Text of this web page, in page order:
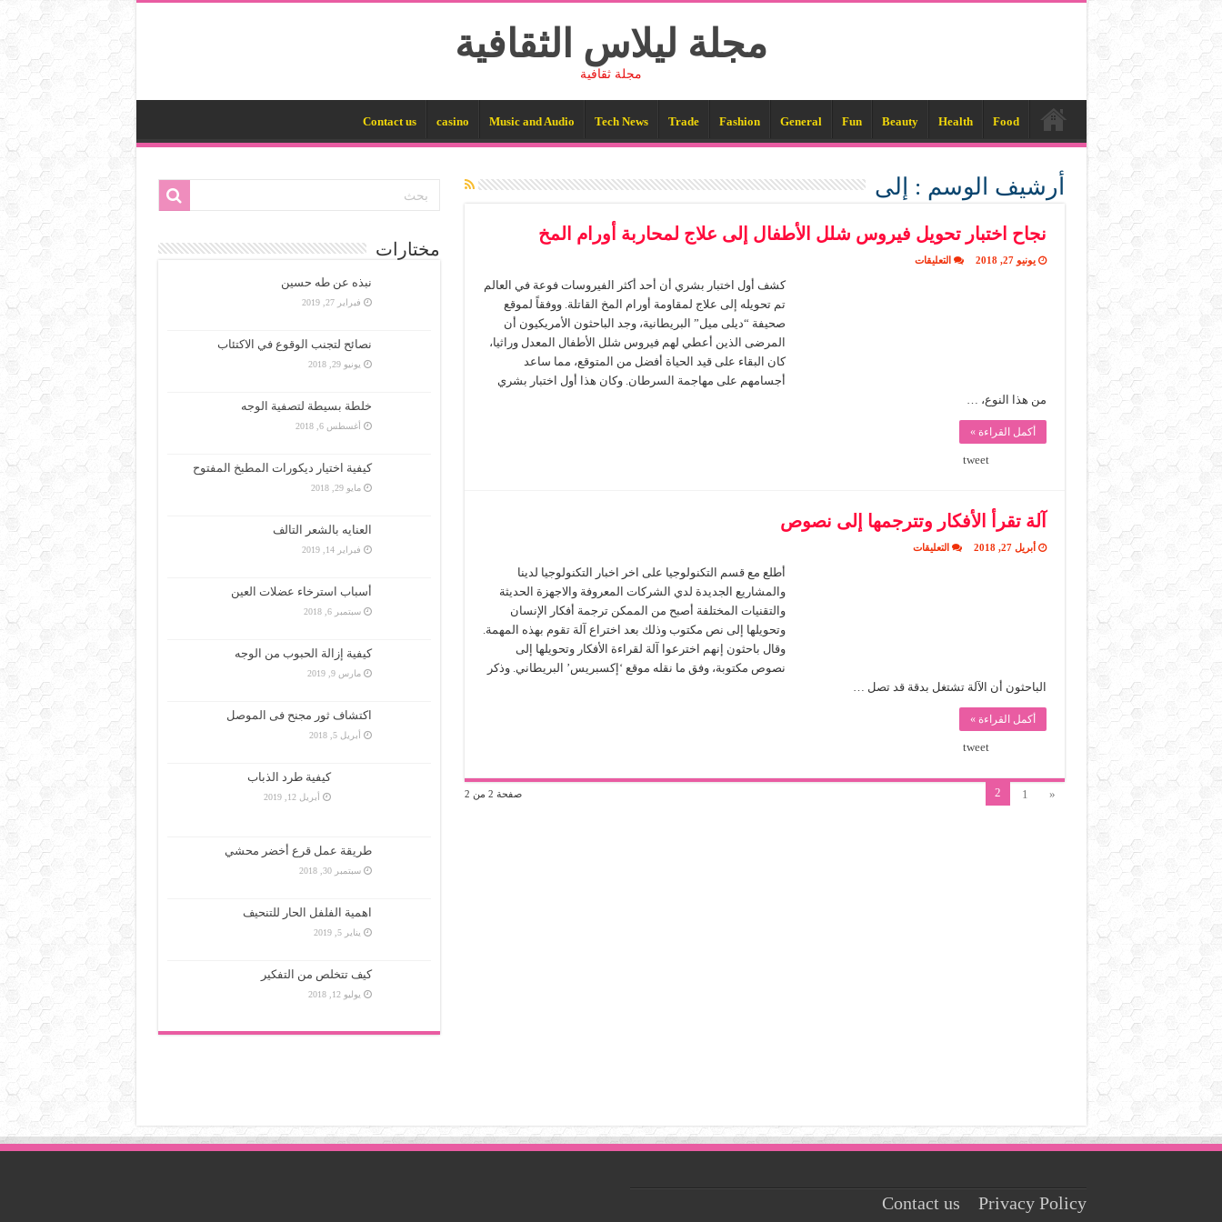
مجلة ليلاس الثقافية
مجلة ثقافية
Food
Health
Beauty
Fun
General
Fashion
Trade
Tech News
Music and Audio
casino
Contact us
أرشيف الوسم : إلى
نجاح اختبار تحويل فيروس شلل الأطفال إلى علاج لمحاربة أورام المخ
يونيو 27, 2018 التعليقات
كشف أول اختبار بشري أن أحد أكثر الفيروسات فوعة في العالم
تم تحويله إلى علاج لمقاومة أورام المخ القاتلة. ووفقاً لموقع
صحيفة “ديلى ميل” البريطانية، وجد الباحثون الأمريكيون أن
المرضى الذين أعطي لهم فيروس شلل الأطفال المعدل وراثيا،
كان البقاء على قيد الحياة أفضل من المتوقع، مما ساعد
أجسامهم على مهاجمة السرطان. وكان هذا أول اختبار بشري
من هذا النوع، …
أكمل القراءة »
tweet
آلة تقرأ الأفكار وتترجمها إلى نصوص
أبريل 27, 2018 التعليقات
أطلع مع قسم التكنولوجيا على اخر اخبار التكنولوجيا لدينا
والمشاريع الجديدة لدي الشركات المعروفة والاجهزة الحديثة
والتقنيات المختلفة أصبح من الممكن ترجمة أفكار الإنسان
وتحويلها إلى نص مكتوب وذلك بعد اختراع آلة تقوم بهذه المهمة.
وقال باحثون إنهم اخترعوا آلة لقراءة الأفكار وتحويلها إلى
نصوص مكتوبة، وفق ما نقله موقع ‘إكسبريس’ البريطاني. وذكر
الباحثون أن الآلة تشتغل بدقة قد تصل …
أكمل القراءة »
tweet
صفحة 2 من 2 «
1
2
مختارات
نبذه عن طه حسين
فبراير 27, 2019
نصائح لتجنب الوقوع في الاكتئاب
يونيو 29, 2018
خلطة بسيطة لتصفية الوجه
أغسطس 6, 2018
كيفية اختيار ديكورات المطبخ المفتوح
مايو 29, 2018
العنايه بالشعر التالف
فبراير 14, 2019
أسباب استرخاء عضلات العين
سبتمبر 6, 2018
كيفية إزالة الحبوب من الوجه
مارس 9, 2019
اكتشاف ثور مجنح فى الموصل
أبريل 5, 2018
كيفية طرد الذباب
أبريل 12, 2019
طريقة عمل قرع أخضر محشي
سبتمبر 30, 2018
اهمية الفلفل الحار للتنحيف
يناير 5, 2019
كيف تتخلص من التفكير
يوليو 12, 2018
Contact us Privacy Policy